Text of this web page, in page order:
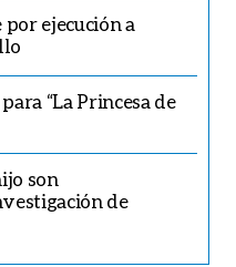
ejecución a
“La Princesa de
son
de